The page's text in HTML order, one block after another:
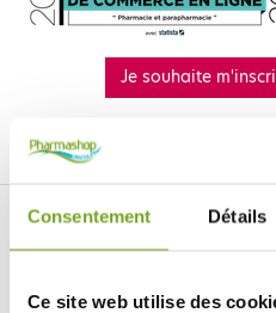
Consentement Détails
Ce site web utilise des
Je souhaite
Facebook
ИНТЕРНЕТ-